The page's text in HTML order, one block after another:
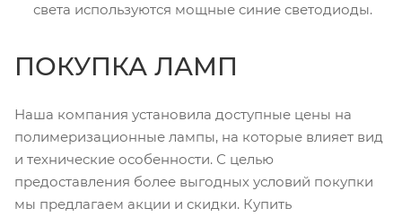
света используются мощные синие светодиоды.
ПОКУПКА ЛАМП
Наша компания установила доступные цены на
полимеризационные лампы, на которые влияет вид
и технические особенности. С целью
предоставления более выгодных условий покупки
мы предлагаем акции и скидки. Купить